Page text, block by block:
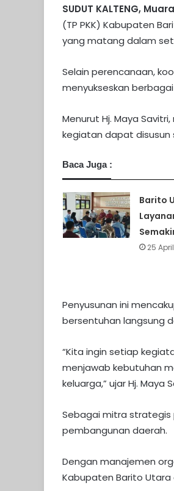
SUDUT KALTENG,
(TP PKK) Kabupaten
yang matang dalam
Selain perencanaan,
menyukseskan
Menurut Hj. Maya
kegiatan dapat disusun
Baca Juga :
Barito
25
Penyusunan ini
bersentuhan langsung
“Kita ingin setiap
menjawab kebutuhan
keluarga,” ujar Hj. Maya
Sebagai mitra strategis
pembangunan daerah.
Dengan manajemen
Kabupaten Barito